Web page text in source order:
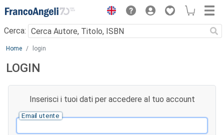
Menu
Cerca:
Main content
Home login
LOGIN
Inserisci i tuoi dati per accedere al tuo account
Email utente